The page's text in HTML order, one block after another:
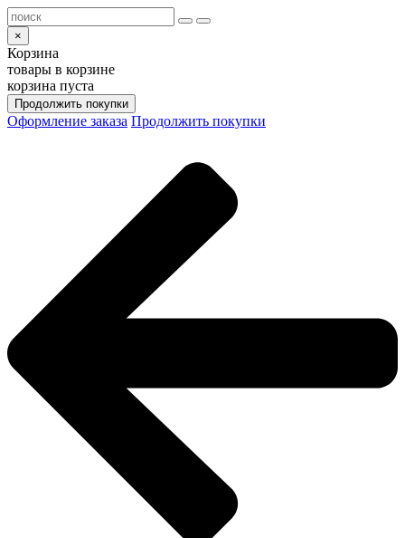
×
Корзина
товары в корзине
корзина пуста
Продолжить покупки
Оформление заказа Продолжить покупки